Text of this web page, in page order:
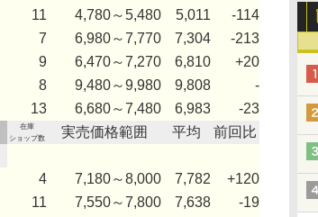
11 4,780～5,480 5,011
-114
7 6,980～7,770 7,304
-213
9 6,470～7,270 6,810
+20
8 9,480～9,980 9,808
-
13 6,680～7,480 6,983
-23
在庫
ショップ数
実売価格範囲 平均
前回比
4 7,180～8,000 7,782
+120
11 7,550～7,800 7,638
-19